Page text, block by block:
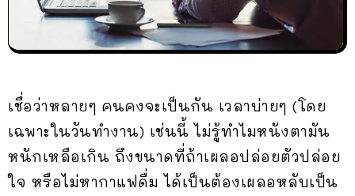
เชื่อว่าหลายๆ คนคงจะเป็นกัน เวลาบ่ายๆ (โดย
เฉพาะในวันทำงาน) เช่นนี้ ไม่รู้ทำไมหนังตามัน
หนักเหลือเกิน ถึงขนาดที่ถ้าเผลอปล่อยตัวปล่อย
ใจ หรือไม่หากาแฟดื่ม ได้เป็นต้องเผลอหลับเป็น